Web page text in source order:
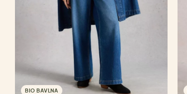
BIO BAVLNA